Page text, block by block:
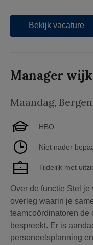
Bekijk vacature
Manager
Maandag,
HBO
Niet nader
Tijdelijk met
Over de functie Stel je
overleg waarin je
teamcoördinatoren
bespreekt. Er is
personeelsplanning